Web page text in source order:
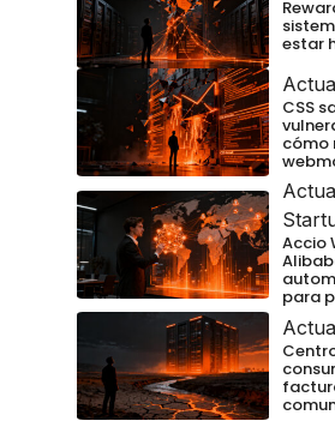
estar
CSS
cómo
Accio
para